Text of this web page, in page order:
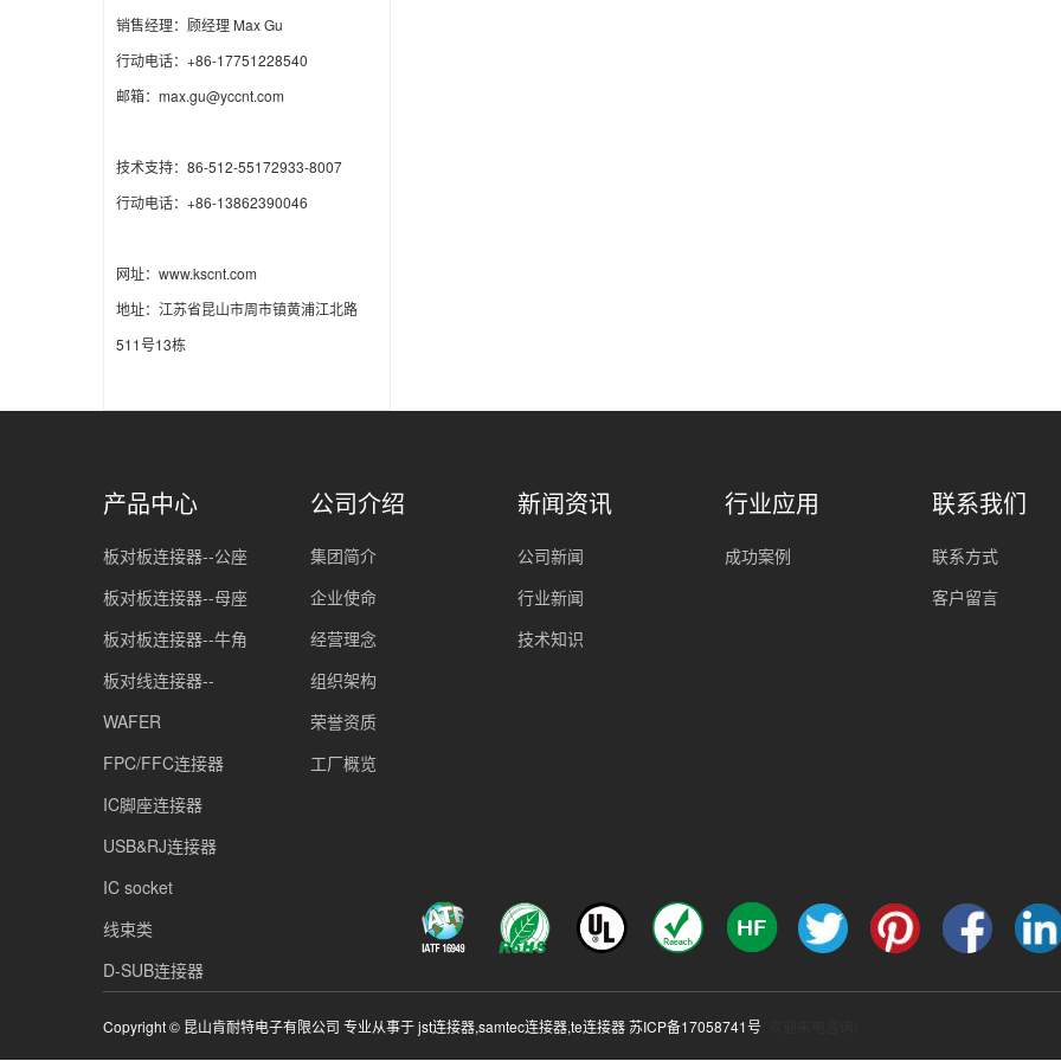
销售经理：顾经理 Max Gu
行动电话：+86-17751228540
邮箱：max.gu@yccnt.com
技术支持：86-512-55172933-8007
行动电话：+86-13862390046
网址：www.kscnt.com
地址：江苏省昆山市周市镇黄浦江北路
511号13栋
产品中心
板对板连接器--公座
板对板连接器--母座
板对板连接器--牛角
板对线连接器--
WAFER
FPC/FFC连接器
IC脚座连接器
USB&RJ连接器
IC socket
线束类
D-SUB连接器
公司介绍
集团简介
企业使命
经营理念
组织架构
荣誉资质
工厂概览
新闻资讯
公司新闻
行业新闻
技术知识
行业应用
成功案例
联系我们
联系方式
客户留言
Copyright © 昆山肯耐特电子有限公司 专业从事于jst连接器,samtec连接器,te连接器苏ICP备17058741号